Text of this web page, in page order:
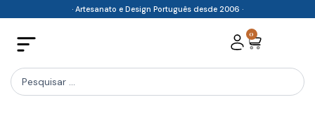
content
· Artesanato e Design Português desde 2006 ·
0
Cart
Search
...